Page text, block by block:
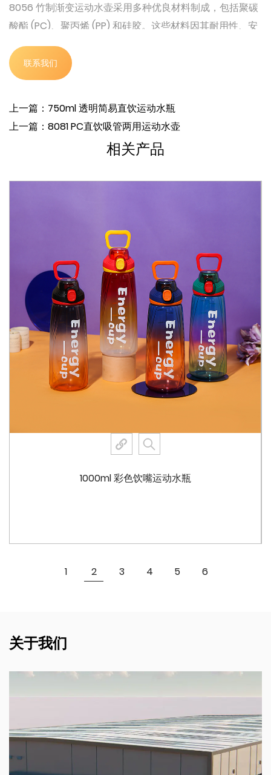
8056 竹制渐变运动水壶采用多种优良材料制成，包括聚碳
酸酯 (PC)、聚丙烯 (PP) 和硅胶。这些材料因其耐用性、安
全性和易于清洁而受到青睐，确保您的水壶不仅时尚，而且
经久耐用。
这款水壶重量轻，仅为 170 克，是您日常通勤、锻炼或户外
够承受日常使用的严苛考验。
每个水壶都精心包装在一个尺寸为 93 厘米 x 47 厘米 x 61
厘米的盒子中，可实现高效的储存和运输。包装盒的设计旨
动，这款水瓶都能满足您的需求。
您可以从多种鲜艳的颜色中进行选择，包括经典黑色、活力
红色、平静蓝色和清爽绿色。每种颜色选项都旨在匹配您的
个人风格和喜好，让您展现个性。
瓶子的瓶身采用独特的竹节设计，不仅增添了自然美感，还
提供了舒适的握感。这一设计元素证明了我们致力于打造外
观美观且实用的产品。
8056 水瓶的设计考虑到了卫生问题。它完全可拆卸，可以
彻底清洁，确保没有残留物或细菌可以隐藏。此功能对于经
旅途中饮用。符合人体工程学的设计确保瓶子不仅美观，而
通过选择可回收的材料并将其与促进长期使用的设计相结
8056 水瓶配有防漏盖，可确保您的饮料留在瓶内而不是包
学生、专业人士以及大多数需要可靠补水解决方案的人都可
每个 8056 竹制渐变运动水瓶都经过严格的质量控制流程，
以确保其符合更高的耐用性、安全性和功能性标准。我们致
力于提供您可以信赖和依赖的产品。
总之，8056 竹制渐变运动水瓶不仅仅是一个饮料容器；它
是一种风格的宣言、对健康的承诺以及迈向更可持续生活方
式的一步。凭借其独特的设计、高质量的材料和实用的功
联系我们
上一篇：750ml 透明简易直饮运动水瓶
上一篇：8081 PC直饮吸管两用运动水壶
相关产品
1000ml 彩色饮嘴运动水瓶
1
2 3 4 5 6
关于我们